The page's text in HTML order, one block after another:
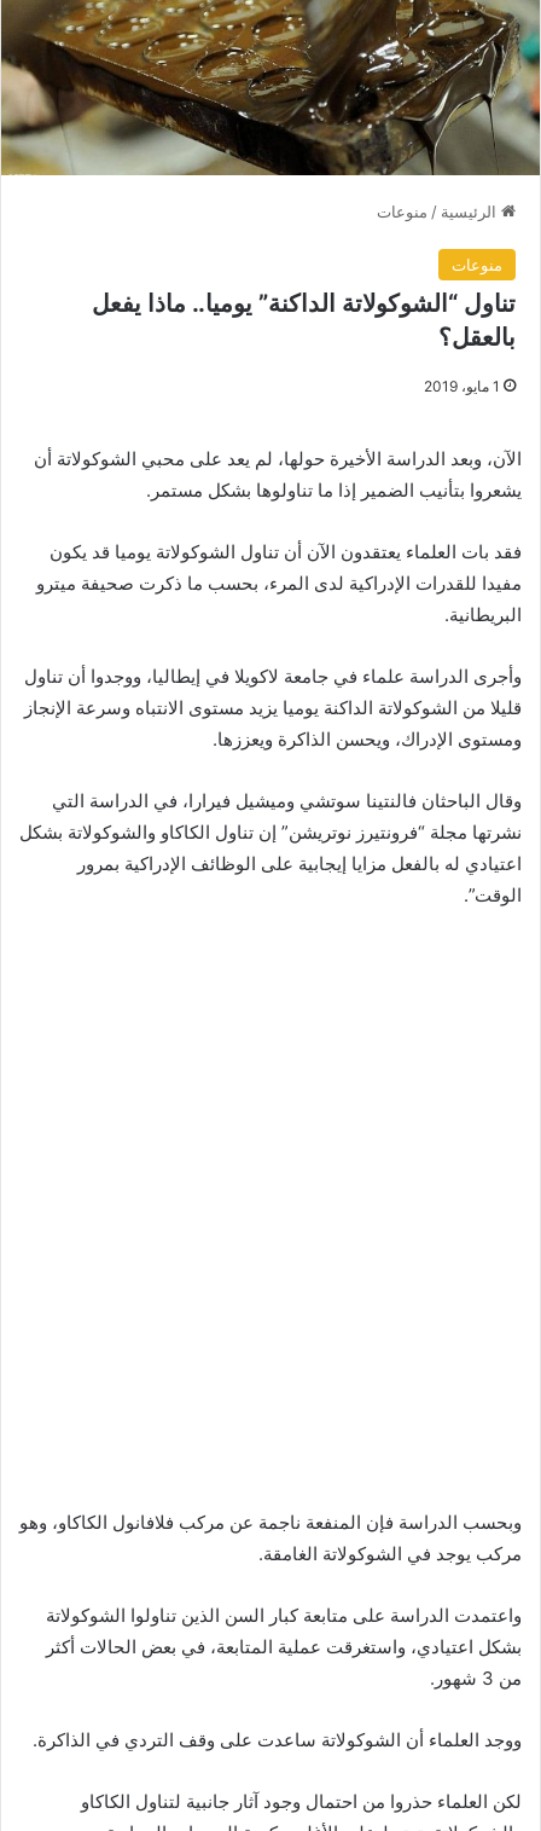
الرئيسية / منوعات
منوعات
تناول “الشوكولاتة الداكنة” يوميا.. ماذا يفعل
بالعقل؟
1 مايو، 2019
الآن، وبعد الدراسة الأخيرة حولها، لم يعد على محبي الشوكولاتة أن
يشعروا بتأنيب الضمير إذا ما تناولوها بشكل مستمر.
فقد بات العلماء يعتقدون الآن أن تناول الشوكولاتة يوميا قد يكون
مفيدا للقدرات الإدراكية لدى المرء، بحسب ما ذكرت صحيفة ميترو
البريطانية.
وأجرى الدراسة علماء في جامعة لاكويلا في إيطاليا، ووجدوا أن تناول
قليلا من الشوكولاتة الداكنة يوميا يزيد مستوى الانتباه وسرعة الإنجاز
ومستوى الإدراك، ويحسن الذاكرة ويعززها.
وقال الباحثان فالنتينا سوتشي وميشيل فيرارا، في الدراسة التي
نشرتها مجلة “فرونتيرز نوتريشن” إن تناول الكاكاو والشوكولاتة بشكل
اعتيادي له بالفعل مزايا إيجابية على الوظائف الإدراكية بمرور
الوقت”.
وبحسب الدراسة فإن المنفعة ناجمة عن مركب فلافانول الكاكاو، وهو
مركب يوجد في الشوكولاتة الغامقة.
واعتمدت الدراسة على متابعة كبار السن الذين تناولوا الشوكولاتة
بشكل اعتيادي، واستغرقت عملية المتابعة، في بعض الحالات أكثر
من 3 شهور.
ووجد العلماء أن الشوكولاتة ساعدت على وقف التردي في الذاكرة.
لكن العلماء حذروا من احتمال وجود آثار جانبية لتناول الكاكاو